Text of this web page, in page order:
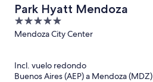
Park Hyatt Mendoza
5
out
Mendoza City Center
Incl. vuelo redondo
Buenos Aires (AEP) a Mendoza (MDZ)